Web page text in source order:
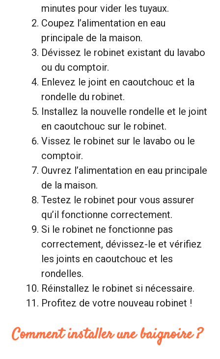
minutes pour vider les tuyaux.
Coupez l’alimentation en eau
principale de la maison.
Dévissez le robinet existant du lavabo
ou du comptoir.
Enlevez le joint en caoutchouc et la
rondelle du robinet.
Installez la nouvelle rondelle et le joint
en caoutchouc sur le robinet.
Vissez le robinet sur le lavabo ou le
comptoir.
Ouvrez l’alimentation en eau principale
de la maison.
Testez le robinet pour vous assurer
qu’il fonctionne correctement.
Si le robinet ne fonctionne pas
correctement, dévissez-le et vérifiez
les joints en caoutchouc et les
rondelles.
Réinstallez le robinet si nécessaire.
Profitez de votre nouveau robinet !
Comment installer une baignoire ?